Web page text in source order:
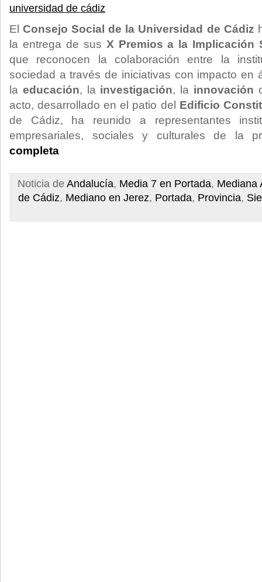
universidad de cádiz
ElConsejo Social de la Universidad de Cádiz
la entrega de sus X Premios a la Implicación
que reconocen la colaboración entre la
sociedad a través de iniciativas con impacto en
la educación, la investigación, la innovación
acto, desarrollado en el patio del Edificio
de Cádiz, ha reunido a representantes
empresariales, sociales y culturales de la
completa
Noticia de Andalucía, Media 7 en Portada, Mediana
de Cádiz, Mediano en Jerez, Portada, Provincia,